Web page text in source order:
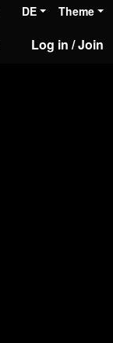
DE Theme
Log in / Join